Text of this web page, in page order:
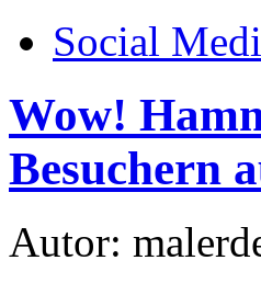
Social
Wow!
Besuchern
Autor: